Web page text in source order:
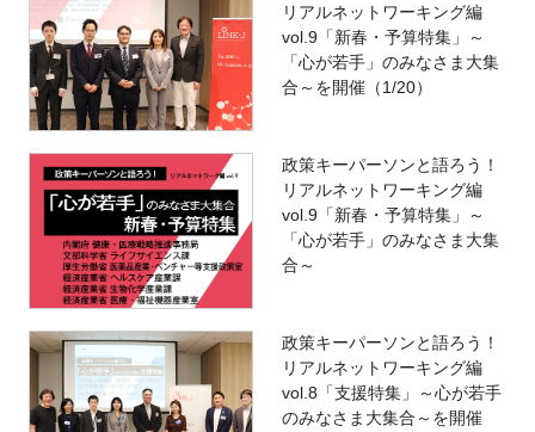
リアルネットワーキング編
vol.9「新春・予算特集」～
「心が若手」のみなさま大集
合～を開催（1/20）
政策キーパーソンと語ろう！
リアルネットワーキング編
vol.9「新春・予算特集」～
「心が若手」のみなさま大集
合～
政策キーパーソンと語ろう！
リアルネットワーキング編
vol.8「支援特集」～心が若手
のみなさま大集合～を開催